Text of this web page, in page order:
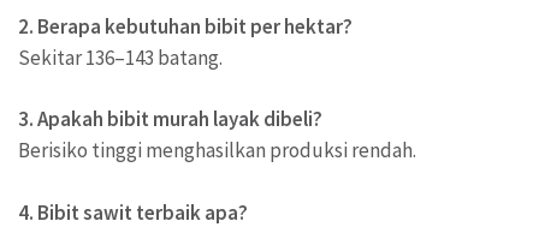
2. Berapa kebutuhan bibit per hektar?
Sekitar 136–143 batang.
3. Apakah bibit murah layak dibeli?
Berisiko tinggi menghasilkan produksi rendah.
4. Bibit sawit terbaik apa?